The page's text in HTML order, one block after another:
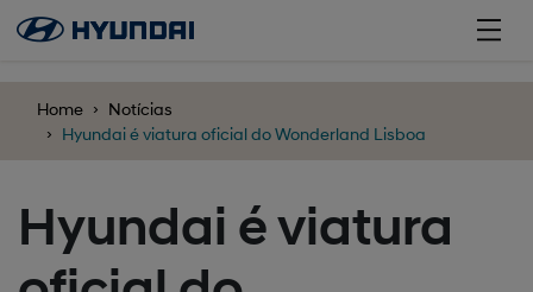
Home
Notícias
Hyundai é viatura oficial do Wonderland Lisboa
Hyundai é viatura